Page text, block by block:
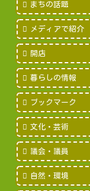
まちの話題
メディアで紹介
開店
暮らしの情報
ブックマーク
文化・芸術
議会・議員
自然・環境